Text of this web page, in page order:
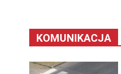
KOMUNIKACJA